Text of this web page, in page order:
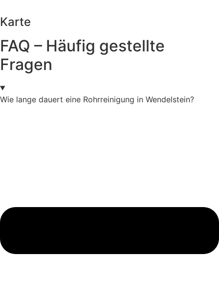
Karte
FAQ – Häufig gestellte
Fragen
Wie lange dauert eine Rohrreinigung in Wendelstein?